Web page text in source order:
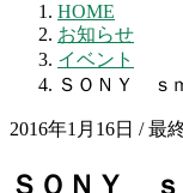
HOME
お知らせ
イベント
ＳＯＮＹ ｓ
2016年1月16日 / 最
ＳＯＮＹ